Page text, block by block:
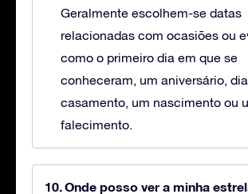
Geralmente escolhem-se datas
relacionadas com ocasiões ou
como o primeiro dia em que se
conheceram, um aniversário,
casamento, um nascimento ou
falecimento.
Onde posso ver a minha